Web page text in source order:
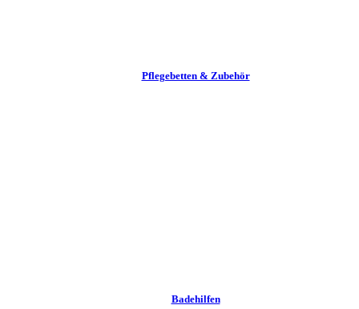
Pflege­betten & Zubehör
Badehilfen